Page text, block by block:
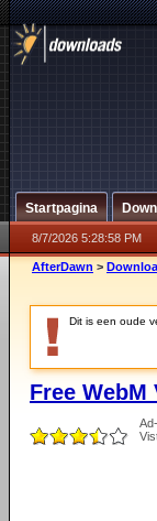
Startpagina
8/7/2026 5:28:58 PM
AfterDawn >
Dit is een oude
Free WebM